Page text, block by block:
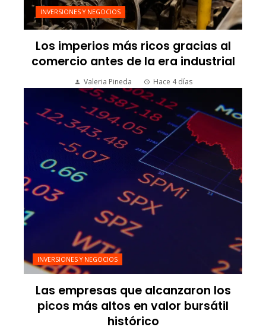
INVERSIONES Y NEGOCIOS
Los imperios más ricos gracias al
comercio antes de la era industrial
Valeria Pineda Hace 4 días
INVERSIONES Y NEGOCIOS
Las empresas que alcanzaron los
picos más altos en valor bursátil
histórico